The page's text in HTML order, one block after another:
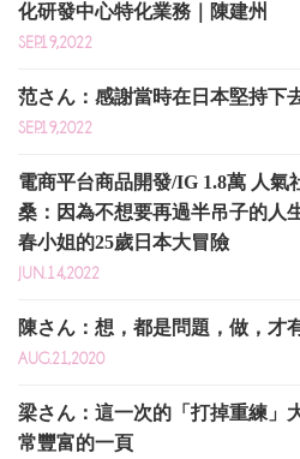
化研發中心特化業務｜陳建州
SEP.19,2022
范さん：感謝當時在日本堅持下
SEP.19,2022
電商平台商品開發/IG 1.8萬 人
桑：因為不想要再過半吊子的
春小姐的25歲日本大冒險
JUN.14,2022
陳さん：想，都是問題，做，才
AUG.21,2020
梁さん：這一次的「打掉重練」
常豐富的一頁